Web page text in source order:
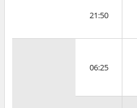
21:50
06:25